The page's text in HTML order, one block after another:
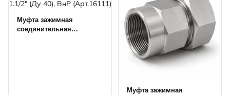
Муфта зажимная
соединительная
Муфта зажимная